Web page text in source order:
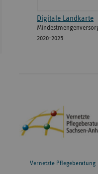
Digitale Landkarte
2020-2025
Vernetzte Pflegeberatung